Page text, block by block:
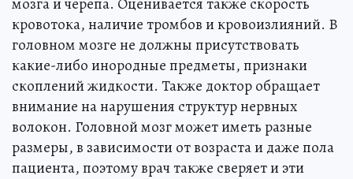
кровотока, наличие тромбов и кровоизлияний. В
головном мозге не должны присутствовать
какие-либо инородные предметы, признаки
скоплений жидкости. Также доктор обращает
внимание на нарушения структур нервных
волокон. Головной мозг может иметь разные
размеры, в зависимости от возраста и даже пола
пациента, поэтому врач также сверяет и эти